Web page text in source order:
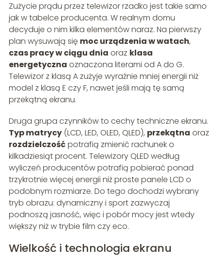
Zużycie prądu przez telewizor rzadko jest takie samo
jak w tabelce producenta. W realnym domu
decyduje o nim kilka elementów naraz. Na pierwszy
plan wysuwają się moc urządzenia w watach,
czas pracy w ciągu dnia oraz klasa
energetyczna oznaczona literami od A do G.
Telewizor z klasą A zużyje wyraźnie mniej energii niż
model z klasą E czy F, nawet jeśli mają tę samą
przekątną ekranu.
Druga grupa czynników to cechy techniczne ekranu.
Typ matrycy(LCD, LED, OLED, QLED), przekątna oraz
rozdzielczość potrafią zmienić rachunek o
kilkadziesiąt procent. Telewizory QLED według
wyliczeń producentów potrafią pobierać ponad
trzykrotnie więcej energii niż proste panele LCD o
podobnym rozmiarze. Do tego dochodzi wybrany
tryb obrazu: dynamiczny i sport zazwyczaj
podnoszą jasność, więc i pobór mocy jest wtedy
większy niż w trybie film czy eco.
Wielkość i technologia ekranu